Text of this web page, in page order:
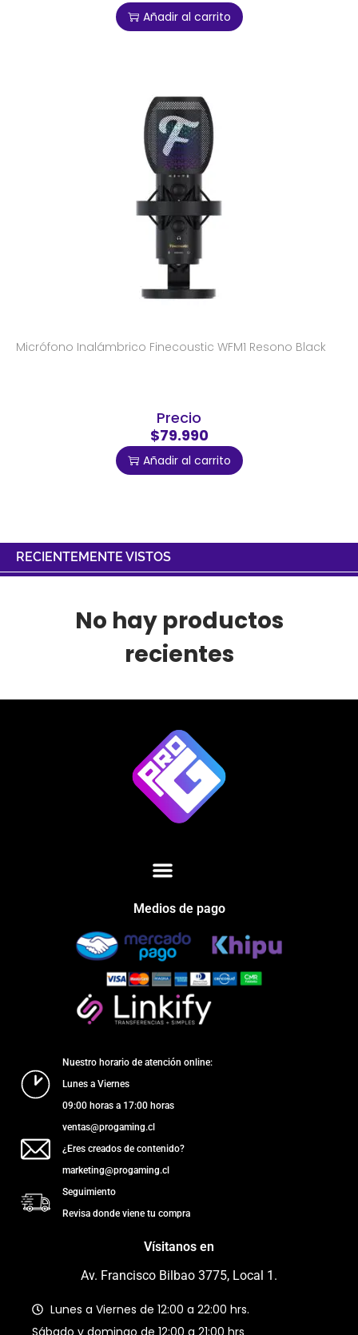
Añadir al carrito
Micrófono Inalámbrico Finecoustic WFM1 Resono Black
Precio
$79.990
Añadir al carrito
RECIENTEMENTE VISTOS
No hay productos
recientes
Medios de pago
Nuestro horario de atención online:
Lunes a Viernes
09:00 horas a 17:00 horas
ventas@progaming.cl
¿Eres creados de contenido?
marketing@progaming.cl
Seguimiento
Revisa donde viene tu compra
Vísitanos en
Av. Francisco Bilbao 3775, Local 1.
Lunes a Viernes de 12:00 a 22:00 hrs.
Sábado y domingo de 12:00 a 21:00 hrs